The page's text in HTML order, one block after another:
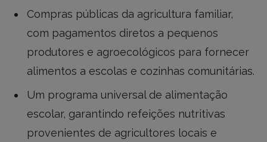
Compras públicas da agricultura familiar,
com pagamentos diretos a pequenos
produtores e agroecológicos para fornecer
alimentos a escolas e cozinhas comunitárias.
Um programa universal de alimentação
escolar, garantindo refeições nutritivas
provenientes de agricultores locais e